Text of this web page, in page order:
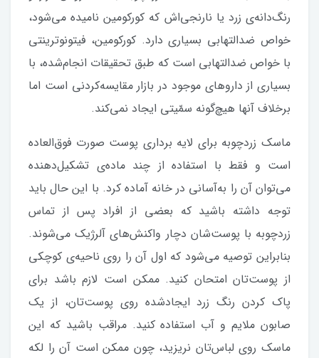
رنگ‌دانه‌ی زرد یا نارنجی‌اش که کورکومین نامیده می‌شود،
خواص ضدالتهابی بسیاری دارد. کورکومین، فیتونوترینتی
با خواص ضدالتهابی است که طبق تحقیقات انجام‌شده، با
بسیاری از داروهای موجود در بازار مقایسه‌کردنی است اما
برخلاف آنها هیچ‌گونه سمّیتی ایجاد نمی‌کند.
ماسک زردچوبه برای لایه برداری پوست صورت فوق‌العاده
است و فقط با استفاده از چند ماده‌ی تشکیل‌دهنده
می‌توان آن را به‌آسانی در خانه آماده کرد. با این حال باید
توجه داشته باشید که بعضی از افراد پس از تماس
زردچوبه با پوست‌شان دچار واکنش‌های آلرژیک می‌شوند.
بنابراین توصیه می‌شود که اول آن را روی ناحیه‌ی کوچکی
از پوست‌تان امتحان کنید. ممکن است لازم باشد برای
پاک کردن رنگ زرد ایجادشده روی پوست‌تان، از یک
صابون ملایم و آب استفاده کنید. مراقب باشید که این
ماسک روی لباس‌تان نریزید، چون ممکن است آن را لکه